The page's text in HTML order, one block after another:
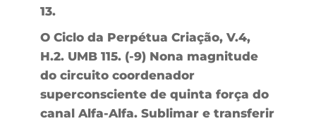
13.
O Ciclo da Perpétua Criação, V.4,
H.2. UMB 115. (-9) Nona magnitude
do circuito coordenador
superconsciente de quinta força do
canal Alfa-Alfa. Sublimar e transferir